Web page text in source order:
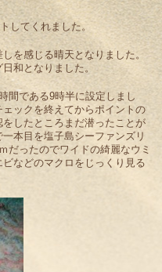
してくれました。
を感じる晴天となりました。
和となりました。
間である9時半に設定しまし
ックを終えてからポイントの
したところまだ潜ったことが
本目を塩子島シーファンズリ
だったのでワイドの綺麗なウミ
などのマクロをじっくり見る